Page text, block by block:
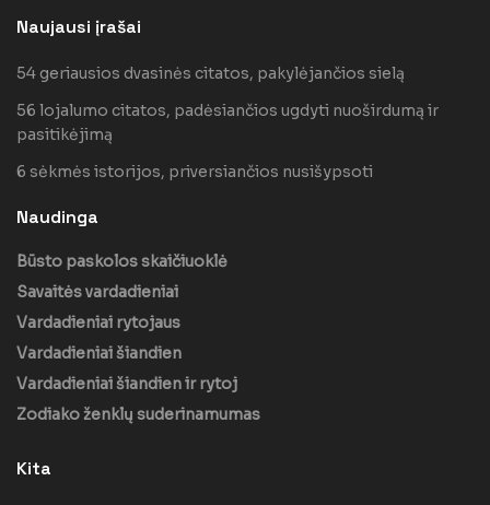
Naujausi įrašai
54 geriausios dvasinės citatos, pakylėjančios sielą
56 lojalumo citatos, padėsiančios ugdyti nuoširdumą ir
pasitikėjimą
6 sėkmės istorijos, priversiančios nusišypsoti
Naudinga
Būsto paskolos skaičiuoklė
Savaitės vardadieniai
Vardadieniai rytojaus
Vardadieniai šiandien
Vardadieniai šiandien ir rytoj
Zodiako ženklų suderinamumas
Kita